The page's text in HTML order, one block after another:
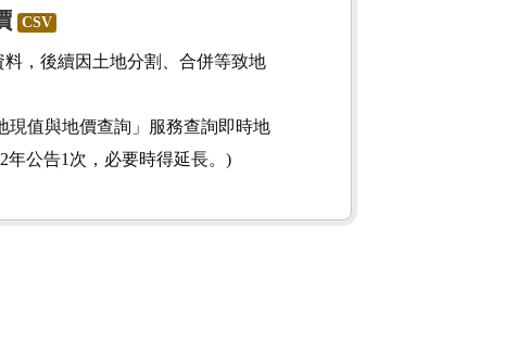
CSV
，後續因土地分割、合併等致地
現值與地價查詢」服務查詢即時地
年公告1次，必要時得延長。)